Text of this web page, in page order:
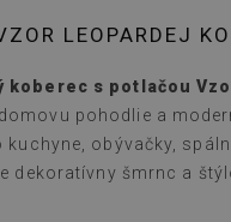
LEOPARDEJ
koberec s potlačou
pohodlie a
kuchyne, obývačky,
dekoratívny šmrnc a